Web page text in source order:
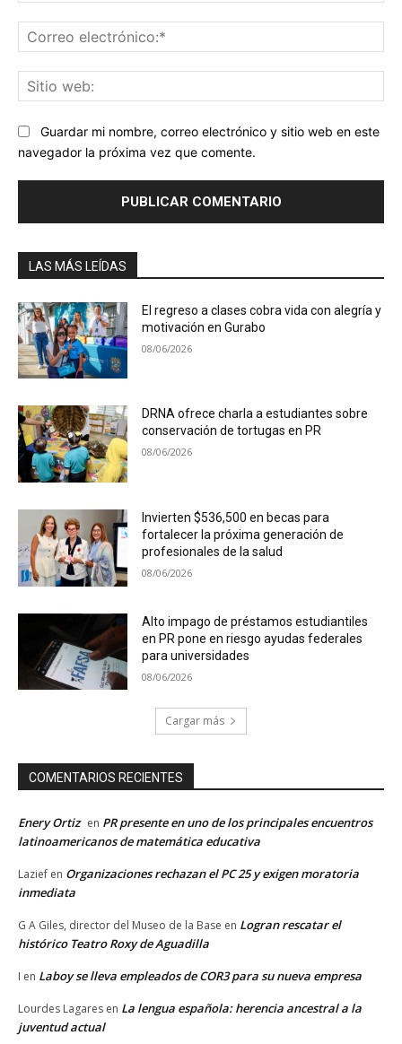
Guardar mi nombre, correo electrónico y sitio web en este
navegador la próxima vez que comente.
LAS MÁS LEÍDAS
El regreso a clases cobra vida con alegría y
motivación en Gurabo
08/06/2026
DRNA ofrece charla a estudiantes sobre
conservación de tortugas en PR
08/06/2026
Invierten $536,500 en becas para
fortalecer la próxima generación de
profesionales de la salud
08/06/2026
Alto impago de préstamos estudiantiles
en PR pone en riesgo ayudas federales
para universidades
08/06/2026
Cargar más
COMENTARIOS RECIENTES
Enery Ortiz en PR presente en uno de los principales encuentros
latinoamericanos de matemática educativa
Lazief en Organizaciones rechazan el PC 25 y exigen moratoria
inmediata
G A Giles, director del Museo de la Base en Logran rescatar el
histórico Teatro Roxy de Aguadilla
I en Laboy se lleva empleados de COR3 para su nueva empresa
Lourdes Lagares en La lengua española: herencia ancestral a la
juventud actual